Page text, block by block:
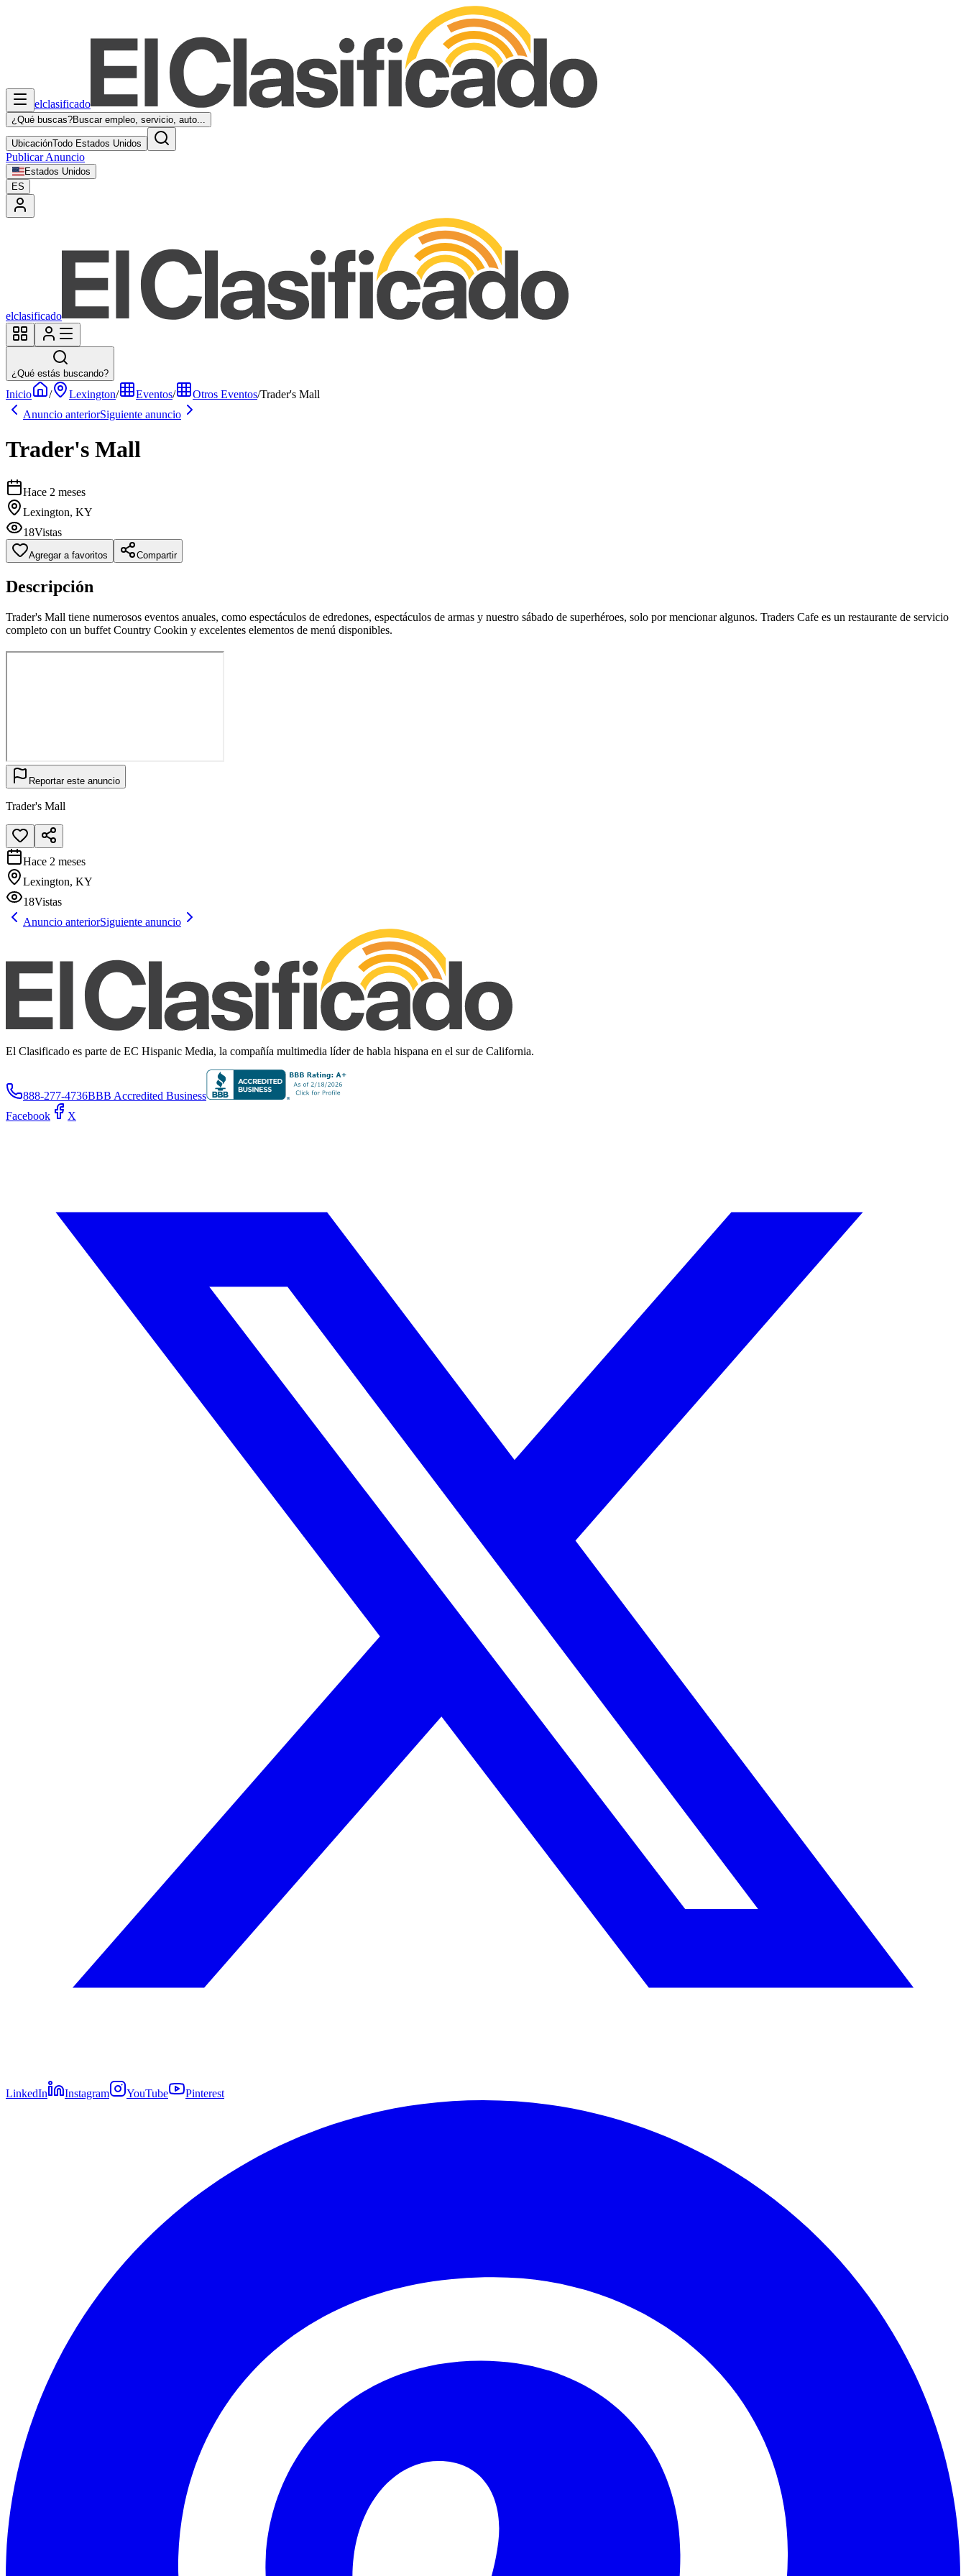
elclasificado
¿Qué buscas?Buscar empleo, servicio, auto...
UbicaciónTodo Estados Unidos
Publicar Anuncio
Estados Unidos
ES
elclasificado
¿Qué estás buscando?
Inicio / Lexington/ Eventos/ Otros Eventos/Trader's Mall
Anuncio anteriorSiguiente anuncio
Trader's Mall
Hace 2 meses
Lexington, KY
18Vistas
Agregar a favoritos Compartir
Descripción
Trader's Mall tiene numerosos eventos anuales, como espectáculos de edredones, espectáculos de armas y nuestro sábado de superhéroes, solo por mencionar algunos. Traders Cafe es un restaurante de servicio
completo con un buffet Country Cookin y excelentes elementos de menú disponibles.
Reportar este anuncio
Trader's Mall
Hace 2 meses
Lexington, KY
18Vistas
Anuncio anteriorSiguiente anuncio
El Clasificado es parte de EC Hispanic Media, la compañía multimedia líder de habla hispana en el sur de California.
888-277-4736BBB Accredited Business
Facebook
X
LinkedIn Instagram YouTube Pinterest